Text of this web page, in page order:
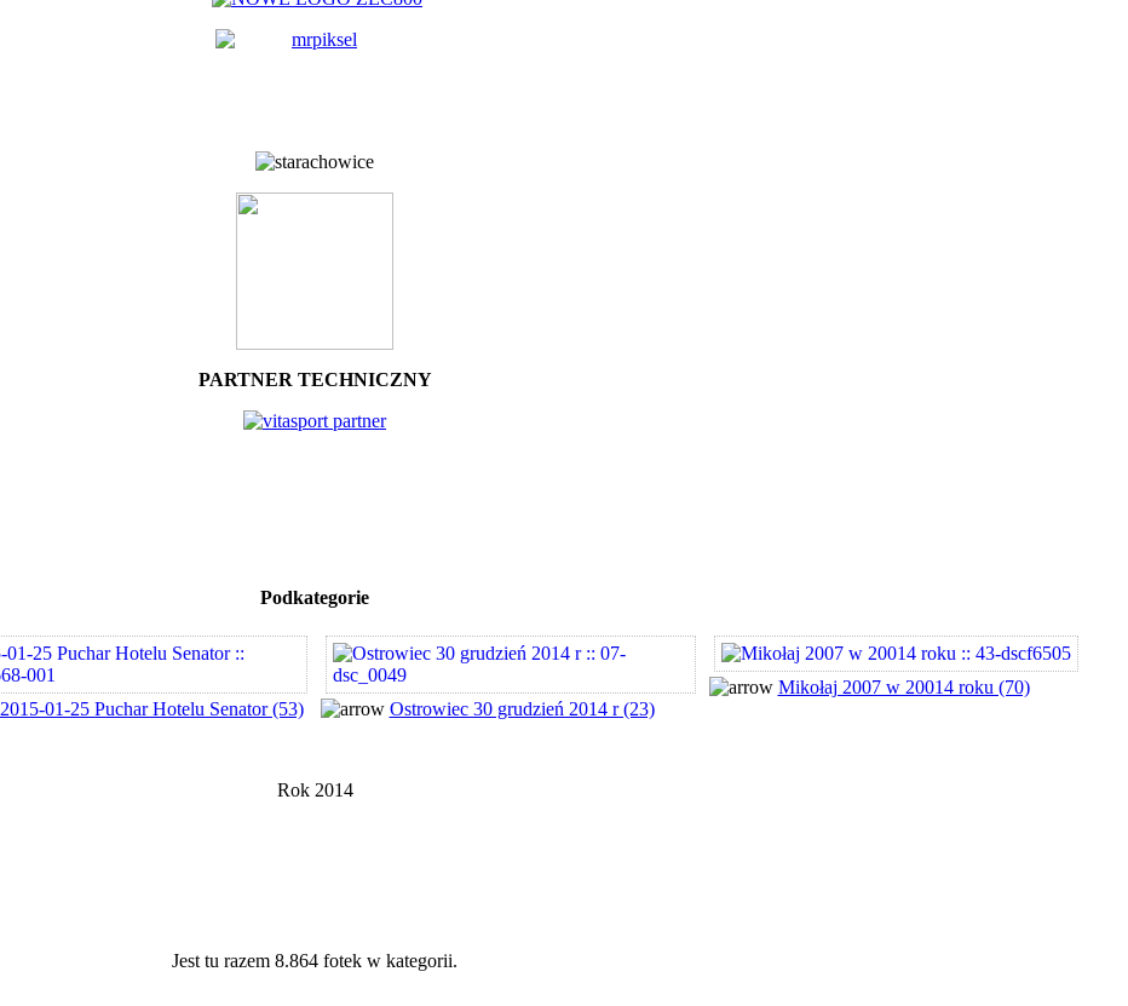
PARTNER TECHNICZNY
Podkategorie
2015-01-25 Puchar Hotelu Senator (53)
Ostrowiec 30 grudzień 2014 r (23)
Mikołaj 2007 w 20014 roku (70)
Rok 2014
Jest tu razem 8.864 fotek w kategorii.